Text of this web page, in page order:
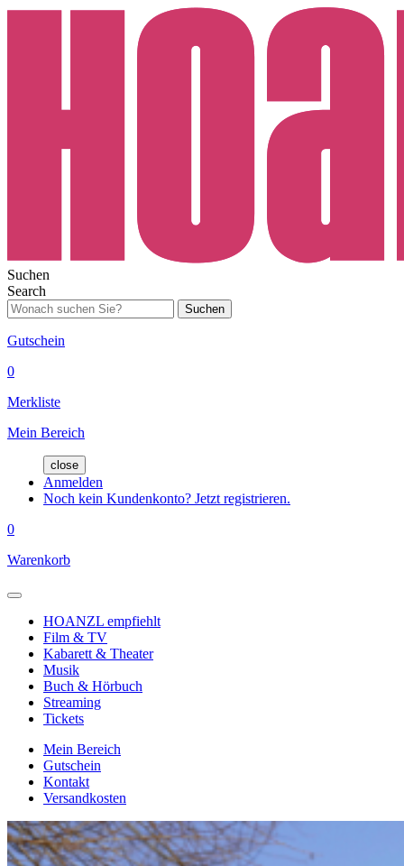
Suchen
Search
Suchen
Gutschein
0
Merkliste
Mein Bereich
close
Anmelden
Noch kein Kundenkonto? Jetzt registrieren.
0
Warenkorb
HOANZL empfiehlt
Film & TV
Kabarett & Theater
Musik
Buch & Hörbuch
Streaming
Tickets
Mein Bereich
Gutschein
Kontakt
Versandkosten